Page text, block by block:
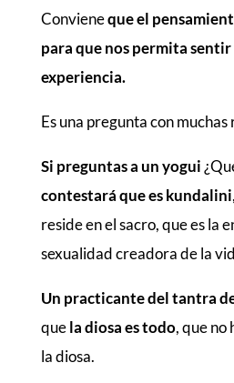
Convieneque el
para que nos permita
experiencia.
Es una pregunta con muchas
Si preguntas a un yogui
contestará que es kundalini
reside en el sacro, que es la
sexualidad creadora de la
Un practicante del tantra
quela diosa es todo, que no
la diosa.